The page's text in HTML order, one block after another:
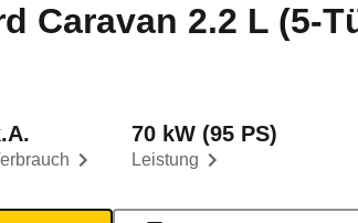
Caravan 2.2 L (5-
Leistung
70 kW (95 PS)